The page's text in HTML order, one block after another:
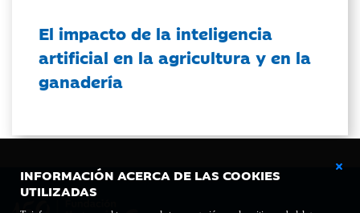
INFORMACIÓN ACERCA DE LAS COOKIES
UTILIZADAS
El impacto de la inteligencia
artificial en la agricultura y en la
ganadería